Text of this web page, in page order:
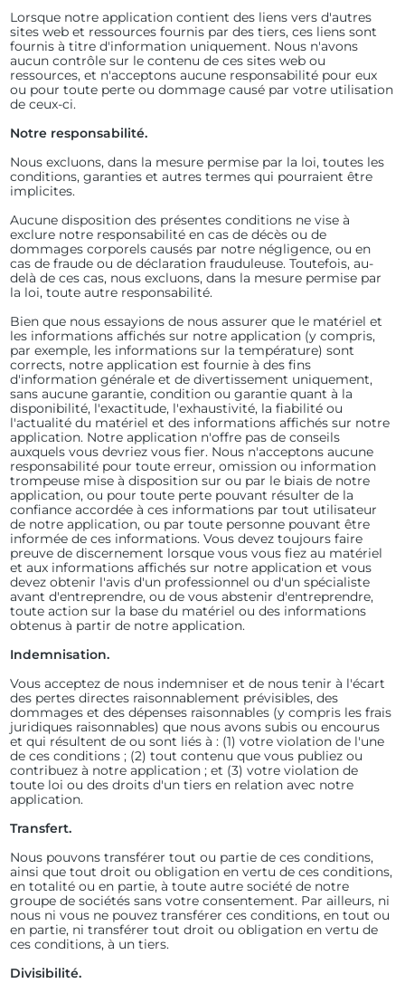
Lorsque notre application contient des liens vers d'autres
sites web et ressources fournis par des tiers, ces liens sont
fournis à titre d'information uniquement. Nous n'avons
aucun contrôle sur le contenu de ces sites web ou
ressources, et n'acceptons aucune responsabilité pour eux
ou pour toute perte ou dommage causé par votre utilisation
de ceux-ci.
Notre responsabilité.
Nous excluons, dans la mesure permise par la loi, toutes les
conditions, garanties et autres termes qui pourraient être
implicites.
Aucune disposition des présentes conditions ne vise à
exclure notre responsabilité en cas de décès ou de
dommages corporels causés par notre négligence, ou en
cas de fraude ou de déclaration frauduleuse. Toutefois, au-
delà de ces cas, nous excluons, dans la mesure permise par
la loi, toute autre responsabilité.
Bien que nous essayions de nous assurer que le matériel et
les informations affichés sur notre application (y compris,
par exemple, les informations sur la température) sont
corrects, notre application est fournie à des fins
d'information générale et de divertissement uniquement,
sans aucune garantie, condition ou garantie quant à la
disponibilité, l'exactitude, l'exhaustivité, la fiabilité ou
l'actualité du matériel et des informations affichés sur notre
application. Notre application n'offre pas de conseils
auxquels vous devriez vous fier. Nous n'acceptons aucune
responsabilité pour toute erreur, omission ou information
trompeuse mise à disposition sur ou par le biais de notre
application, ou pour toute perte pouvant résulter de la
confiance accordée à ces informations par tout utilisateur
de notre application, ou par toute personne pouvant être
informée de ces informations. Vous devez toujours faire
preuve de discernement lorsque vous vous fiez au matériel
et aux informations affichés sur notre application et vous
devez obtenir l'avis d'un professionnel ou d'un spécialiste
avant d'entreprendre, ou de vous abstenir d'entreprendre,
toute action sur la base du matériel ou des informations
obtenus à partir de notre application.
Indemnisation.
Vous acceptez de nous indemniser et de nous tenir à l'écart
des pertes directes raisonnablement prévisibles, des
dommages et des dépenses raisonnables (y compris les frais
juridiques raisonnables) que nous avons subis ou encourus
et qui résultent de ou sont liés à : (1) votre violation de l'une
de ces conditions ; (2) tout contenu que vous publiez ou
contribuez à notre application ; et (3) votre violation de
toute loi ou des droits d'un tiers en relation avec notre
application.
Transfert.
Nous pouvons transférer tout ou partie de ces conditions,
ainsi que tout droit ou obligation en vertu de ces conditions,
en totalité ou en partie, à toute autre société de notre
groupe de sociétés sans votre consentement. Par ailleurs, ni
nous ni vous ne pouvez transférer ces conditions, en tout ou
en partie, ni transférer tout droit ou obligation en vertu de
ces conditions, à un tiers.
Divisibilité.